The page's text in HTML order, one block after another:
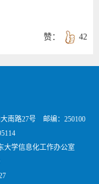
42
赞：
南路27号 邮编：250100
东大学信息化工作办公室